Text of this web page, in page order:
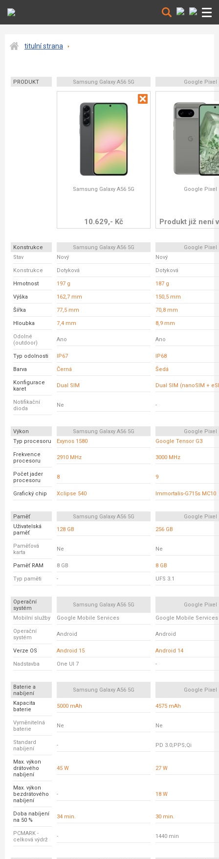
titulní strana
PRODUKT Samsung Galaxy A56 5G Google Pixel
Samsung Galaxy A56 5G
10.629,- Kč
Google Pixel
Produkt již není
Konstrukce Samsung Galaxy A56 5G
Google Pixel
Stav
Nový Nový
Konstrukce Dotyková Dotyková
Hmotnost 197 g 187 g
Výška 162,7 mm 150,5 mm
Šířka 77,5 mm 70,8 mm
Hloubka 7,4 mm 8,9 mm
Odolné
(outdoor)
Ano Ano
Typ odolnosti IP67 IP68
Barva Černá Šedá
Konfigurace
karet
Dual SIM Dual SIM (nanoSIM +
Notifikační
dioda
Ne -
Výkon Samsung Galaxy A56 5G
Google Pixel
Typ procesoru
Exynos 1580 Google Tensor G3
Frekvence
procesoru
2910 MHz 3000 MHz
Počet jader
procesoru
8 9
Grafický chip Xclipse 540 Immortalis-G715s MC10
Paměť Samsung Galaxy A56 5G
Google Pixel
Uživatelská
paměť
128 GB 256 GB
Paměťová
karta
Ne Ne
Paměť RAM 8 GB 8 GB
Typ paměti - UFS 3.1
Operační
systém
Samsung Galaxy A56 5G Google Pixel
Mobilní služby Google Mobile Services Google Mobile Services
Operační
systém
Android Android
Verze OS Android 15 Android 14
Nadstavba One UI 7 -
Baterie a
nabíjení
Samsung Galaxy A56 5G Google Pixel
Kapacita
baterie
5000 mAh 4575 mAh
Vyměnitelná
baterie
Ne Ne
Standard
nabíjení
- PD 3.0;PPS;Qi
Max. výkon
drátového
nabíjení
45 W 27 W
Max. výkon
bezdrátového
nabíjení
- 18 W
Doba nabíjení
na 50 %
34 min. 30 min.
PCMARK -
celková výdrž
- 1440 min